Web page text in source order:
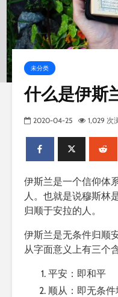
未分类
什么是伊斯
2020-04-25 1,029 次
伊斯兰是一个信仰体
人。也就是说穆斯林
归顺于安拉的人。
伊斯兰是无条件归顺
从字面意义上有三个含
平安：即和平
顺从：即无条